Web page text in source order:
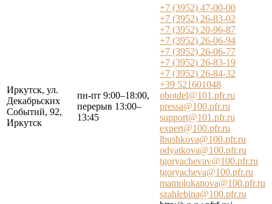
Иркутск, ул.
Декабрьских
Событий, 92,
Иркутск
пн-пт 9:00–18:00,
перерыв 13:00–
13:45
+7 (3952) 47-00-00
+7 (3952) 26-83-02
+7 (3952) 20-96-87
+7 (3952) 26-06-94
+7 (3952) 26-06-77
+7 (3952) 26-83-19
+7 (3952) 26-84-32
+39 521601048
obotdel@101.pfr.ru
pressa@100.pfr.ru
support@101.pfr.ru
expert@100.pfr.ru
lbushkova@100.pfr.ru
odyatkova@100.pfr.ru
tgoryachevav@100.pfr.ru
tgoryacheva@100.pfr.ru
mamolokanova@100.pfr.ru
szahlebina@100.pfr.ru